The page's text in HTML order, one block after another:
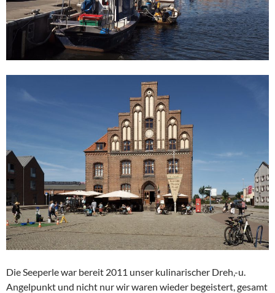
Die Seeperle war bereit 2011 unser kulinarischer Dreh,-u.
Angelpunkt und nicht nur wir waren wieder begeistert, gesamt